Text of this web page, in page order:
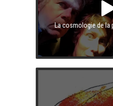
La cosmologie de la